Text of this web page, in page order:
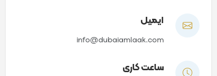
ایمیل
info@dubaiamlaak.com
ساعت کاری